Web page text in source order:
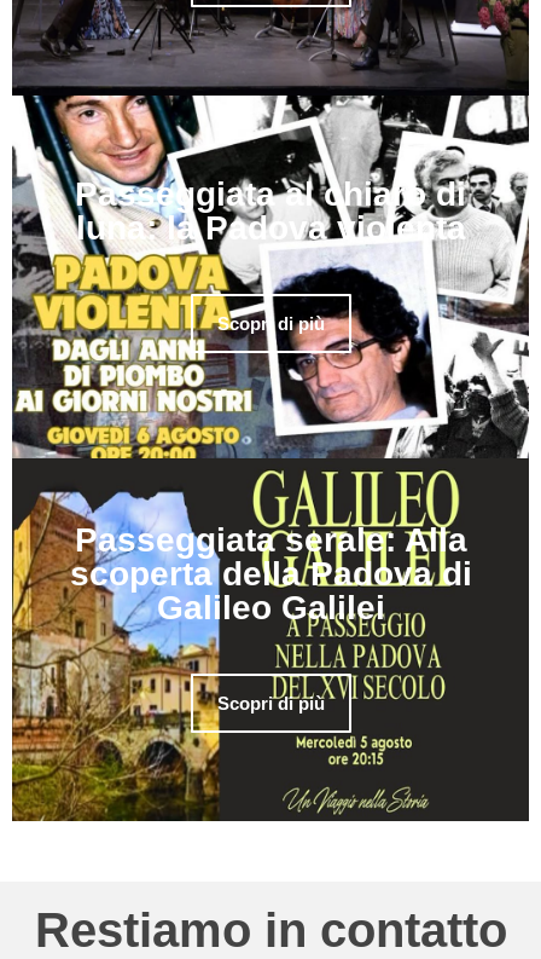
Passeggiata al chiaro di
luna: la Padova violenta
Scopri di più
Passeggiata serale: Alla
scoperta della Padova di
Galileo Galilei
Scopri di più
Restiamo in contatto